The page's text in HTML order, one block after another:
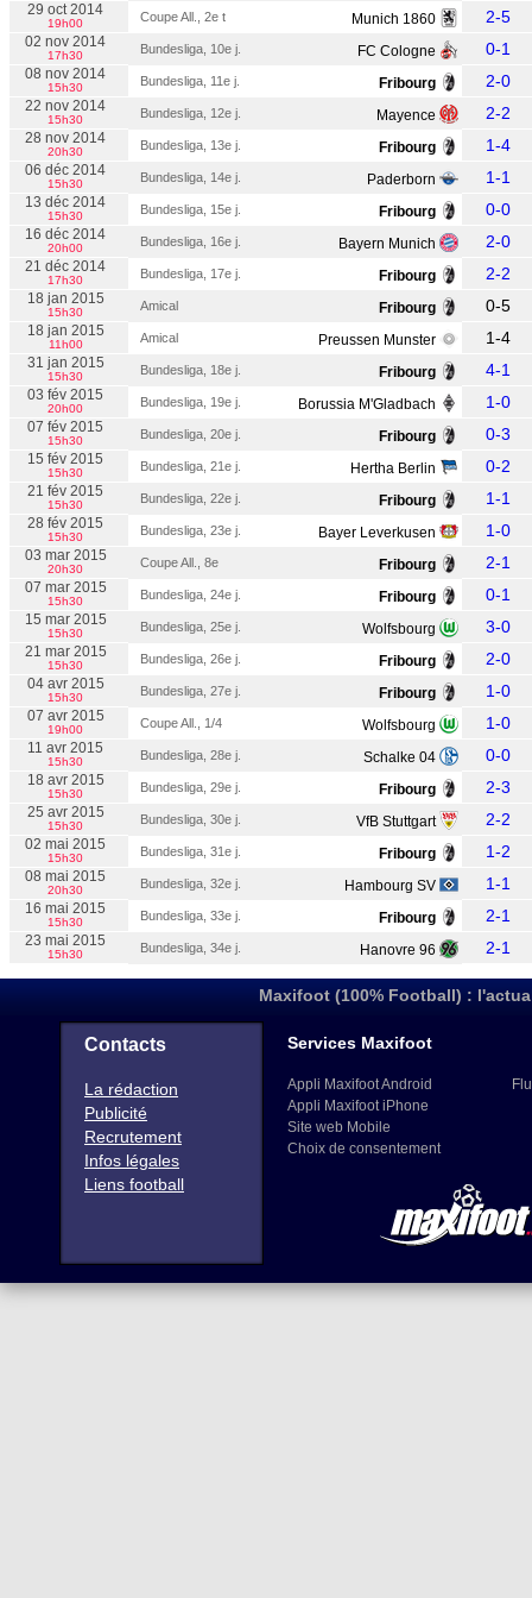
29 oct 2014
19h00 Coupe All., 2e t Munich 1860 2-5
02 nov 2014
17h30 Bundesliga, 10e j. FC Cologne 0-1
08 nov 2014
15h30 Bundesliga, 11e j. Fribourg 2-0
22 nov 2014
15h30 Bundesliga, 12e j. Mayence 2-2
28 nov 2014
20h30 Bundesliga, 13e j. Fribourg 1-4
06 déc 2014
15h30 Bundesliga, 14e j. Paderborn 1-1
13 déc 2014
15h30 Bundesliga, 15e j. Fribourg 0-0
16 déc 2014
20h00 Bundesliga, 16e j. Bayern Munich 2-0
21 déc 2014
17h30 Bundesliga, 17e j. Fribourg 2-2
18 jan 2015
15h30 Amical Fribourg 0-5
18 jan 2015
11h00 Amical Preussen Munster 1-4
31 jan 2015
15h30 Bundesliga, 18e j. Fribourg 4-1
03 fév 2015
20h00 Bundesliga, 19e j. Borussia M'Gladbach 1-0
07 fév 2015
15h30 Bundesliga, 20e j. Fribourg 0-3
15 fév 2015
15h30 Bundesliga, 21e j. Hertha Berlin 0-2
21 fév 2015
15h30 Bundesliga, 22e j. Fribourg 1-1
28 fév 2015
15h30 Bundesliga, 23e j. Bayer Leverkusen 1-0
03 mar 2015
20h30 Coupe All., 8e Fribourg 2-1
07 mar 2015
15h30 Bundesliga, 24e j. Fribourg 0-1
15 mar 2015
15h30 Bundesliga, 25e j. Wolfsbourg 3-0
21 mar 2015
15h30 Bundesliga, 26e j. Fribourg 2-0
04 avr 2015
15h30 Bundesliga, 27e j. Fribourg 1-0
07 avr 2015
19h00 Coupe All., 1/4 Wolfsbourg 1-0
11 avr 2015
15h30 Bundesliga, 28e j. Schalke 04 0-0
18 avr 2015
15h30 Bundesliga, 29e j. Fribourg 2-3
25 avr 2015
15h30 Bundesliga, 30e j. VfB Stuttgart 2-2
02 mai 2015
15h30 Bundesliga, 31e j. Fribourg 1-2
08 mai 2015
20h30 Bundesliga, 32e j. Hambourg SV 1-1
16 mai 2015
15h30 Bundesliga, 33e j. Fribourg 2-1
23 mai 2015
15h30 Bundesliga, 34e j. Hanovre 96 2-1
Maxifoot (100% Football) :
Contacts
La rédaction
Publicité
Recrutement
Infos légales
Liens football
Services Maxifoot
Appli Maxifoot Android
Appli Maxifoot iPhone
Site web Mobile
Choix de consentement